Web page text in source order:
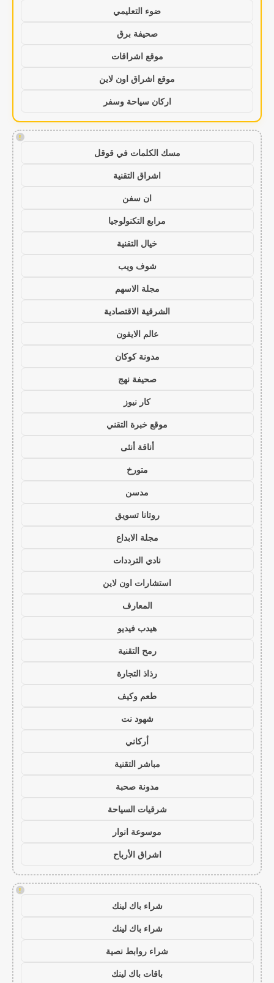
ضوء التعليمي
صحيفة برق
موقع اشراقات
موقع اشراق اون لاين
اركان سياحة وسفر
!
مسك الكلمات في قوقل
اشراق التقنية
ان سفن
مرابع التكنولوجيا
خيال التقنية
شوف ويب
مجلة الاسهم
الشرقية الاقتصادية
عالم الايفون
مدونة كوكان
صحيفة نهج
كار نيوز
موقع خبرة التقني
أناقة أنثى
متورخ
مدسن
روتانا تسويق
مجلة الابداع
نادي الترددات
استشارات اون لاين
المعارف
هيدب فيديو
رمح التقنية
رذاذ التجارة
طعم وكيف
شهود نت
أركاني
مباشر التقنية
مدونة صحبة
شرقيات السياحة
موسوعة انوار
اشراق الأرباح
!
شراء باك لينك
شراء باك لينك
شراء روابط نصية
باقات باك لينك